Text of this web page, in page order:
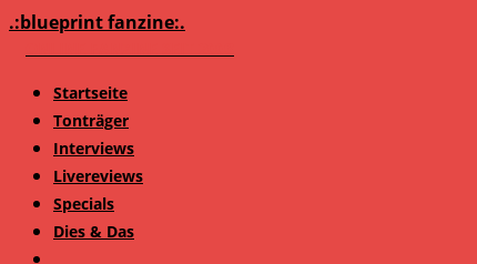
Zum
.:blueprint fanzine:.
Startseite
Tonträger
Interviews
Livereviews
Specials
Dies & Das